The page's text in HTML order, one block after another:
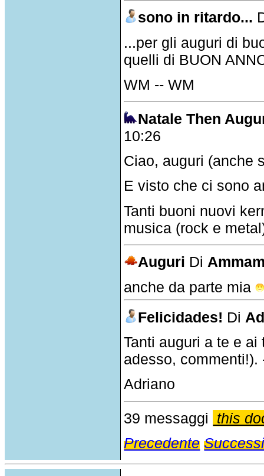
sono in ritardo...
...per gli auguri di
quelli di BUON
WM -- WM
Natale Then
10:26
Ciao, auguri (anche
E visto che ci sono
Tanti buoni nuovi
musica (rock e
Auguri Di
anche da parte mia
Felicidades! Di
Tanti auguri a te e
adesso, commenti!).
Adriano
39 messaggi
this
Precedente